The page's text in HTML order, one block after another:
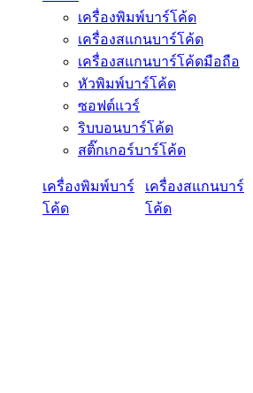
เครื่องพิมพ์บาร์โค้ด
เครื่องสแกนบาร์โค้ด
เครื่องสแกนบาร์โค้ดมือถือ
หัวพิมพ์บาร์โค้ด
ซอฟต์แวร์
ริบบอนบาร์โค้ด
สติ๊กเกอร์บาร์โค้ด
เครื่องพิมพ์บาร์
โค้ด
เครื่องสแกนบาร์
โค้ด